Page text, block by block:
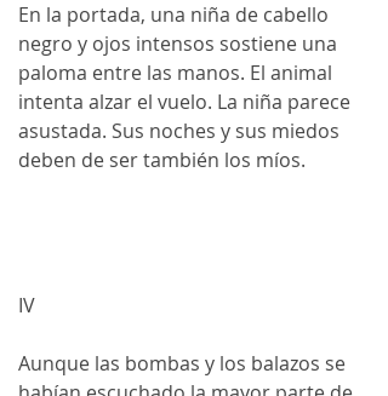
En la portada, una niña de cabello
negro y ojos intensos sostiene una
paloma entre las manos. El animal
intenta alzar el vuelo. La niña parece
asustada. Sus noches y sus miedos
deben de ser también los míos.
IV
Aunque las bombas y los balazos se